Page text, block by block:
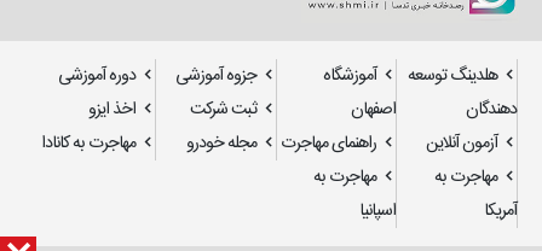
هلدینگ توسعه
دهندگان
آموزشگاه
اصفهان
جزوه آموزشی
دوره آموزشی
ثبت شرکت
اخذ ایزو
آزمون آنلاین
راهنمای مهاجرت مجله خودرو
مهاجرت به کانادا
مهاجرت به
آمریکا
مهاجرت به
اسپانیا